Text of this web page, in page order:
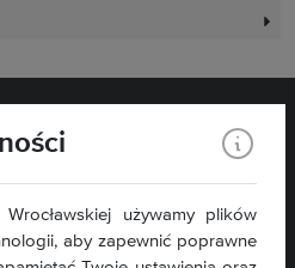
używamy plików
aby zapewnić poprawne